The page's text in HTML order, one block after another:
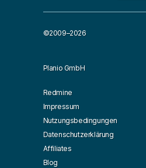
©2009–2026
Planio GmbH
Redmine
Impressum
Nutzungsbedingungen
Datenschutzerklärung
Affiliates
Blog